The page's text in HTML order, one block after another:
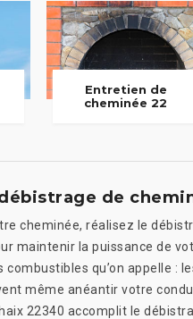
Entretien de
cheminée 22
de
cheminée, réalisez le
maintenir la puissance de
combustibles qu’on appelle :
même anéantir votre
22340 accomplit le